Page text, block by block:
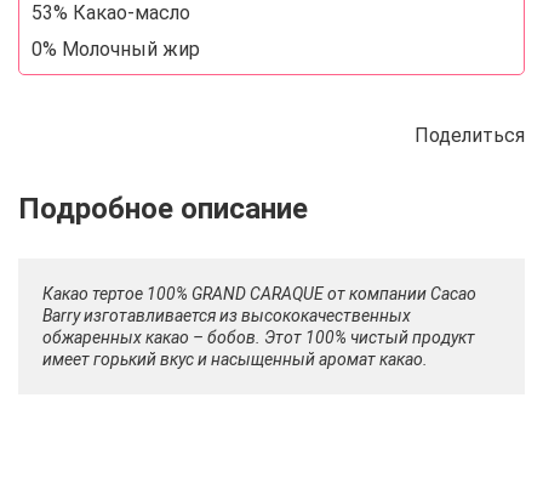
53% Какао-масло
0% Молочный жир
Поделиться
Описание Отзывы Рецепты
Какао тертое 100% GRAND CARAQUE от компании Cacao
Barry изготавливается из высококачественных
обжаренных какао – бобов. Этот 100% чистый продукт
имеет горький вкус и насыщенный аромат какао.